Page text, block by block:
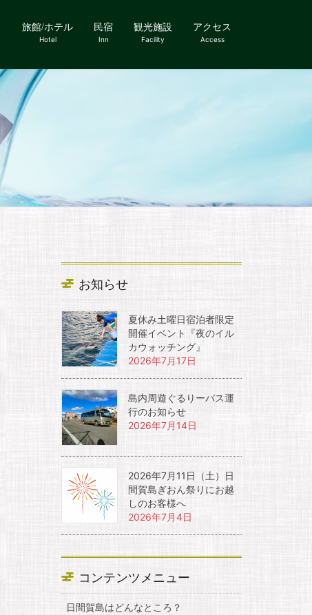
旅館/ホテル
Hotel
民宿
Inn
観光施設
Facility
アクセス
Access
お知らせ
夏休み土曜日宿泊者限定
開催イベント『夜のイル
カウォッチング』
2026年7月17日
島内周遊ぐるりーバス運
行のお知らせ
2026年7月14日
2026年7月11日（土）日
間賀島ぎおん祭りにお越
しのお客様へ
2026年7月4日
コンテンツメニュー
日間賀島はどんなところ？